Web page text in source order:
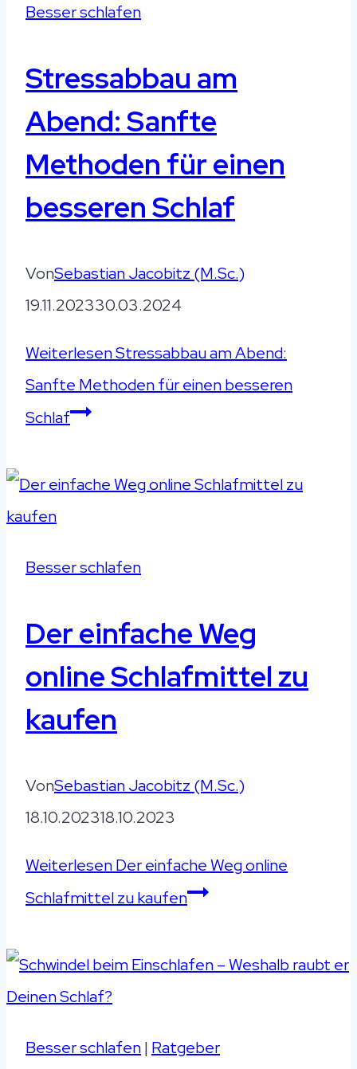
Besser schlafen
Stressabbau am
Abend: Sanfte
Methoden für einen
besseren Schlaf
VonSebastian Jacobitz (M.Sc.)
19.11.202330.03.2024
WeiterlesenStressabbau am Abend:
Sanfte Methoden für einen besseren
Schlaf
Besser schlafen
Der einfache Weg
online Schlafmittel zu
kaufen
VonSebastian Jacobitz (M.Sc.)
18.10.202318.10.2023
WeiterlesenDer einfache Weg online
Schlafmittel zu kaufen
Besser schlafen| Ratgeber